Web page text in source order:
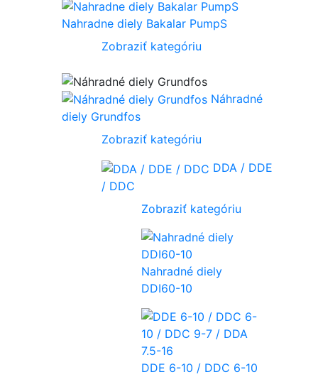
Nahradne diely Bakalar PumpS
Zobraziť kategóriu
Náhradné
diely Grundfos
Zobraziť kategóriu
DDA / DDE
/ DDC
Zobraziť kategóriu
Nahradné diely
DDI60-10
DDE 6-10 / DDC 6-10